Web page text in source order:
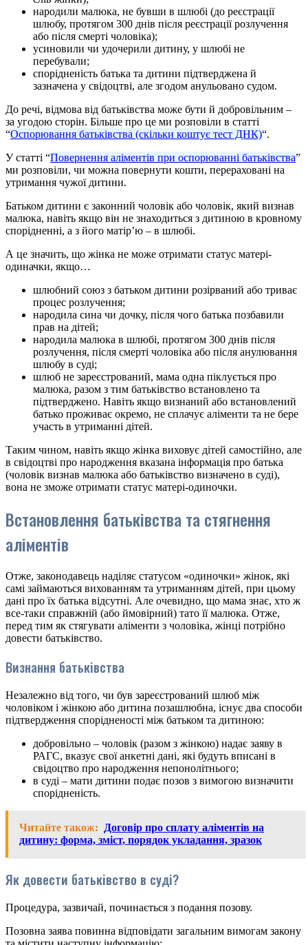
народили малюка, не бувши в шлюбі (до реєстрації
шлюбу, протягом 300 днів після реєстрації розлучення
або після смерті чоловіка);
усиновили чи удочерили дитину, у шлюбі не
перебували;
спорідненість батька та дитини підтверджена й
зазначена у свідоцтві, але згодом анульовано судом.
До речі, відмова від батьківства може бути й добровільним –
за угодою сторін. Більше про це ми розповіли в статті
“Оспорювання батьківства (скільки коштує тест ДНК)“.
У статті “Повернення аліментів при оспорюванні батьківства”
ми розповіли, чи можна повернути кошти, перераховані на
утримання чужої дитини.
Батьком дитини є законний чоловік або чоловік, який визнав
малюка, навіть якщо він не знаходиться з дитиною в кровному
спорідненні, а з його матір’ю – в шлюбі.
А це значить, що жінка не може отримати статус матері-
одиначки, якщо…
шлюбний союз з батьком дитини розірваний або триває
процес розлучення;
народила сина чи дочку, після чого батька позбавили
прав на дітей;
народила малюка в шлюбі, протягом 300 днів після
розлучення, після смерті чоловіка або після анулювання
шлюбу в суді;
шлюб не зареєстрований, мама одна піклується про
малюка, разом з тим батьківство встановлено та
підтверджено. Навіть якщо визнаний або встановлений
батько проживає окремо, не сплачує аліменти та не бере
участь в утриманні дітей.
Таким чином, навіть якщо жінка виховує дітей самостійно, але
в свідоцтві про народження вказана інформація про батька
(чоловік визнав малюка або батьківство визначено в суді),
вона не зможе отримати статус матері-одиночки.
Встановлення батьківства та стягнення
аліментів
Отже, законодавець наділяє статусом «одиночки» жінок, які
самі займаються вихованням та утриманням дітей, при цьому
дані про їх батька відсутні. Але очевидно, що мама знає, хто ж
все-таки справжній (або ймовірний) тато її малюка. Отже,
перед тим як стягувати аліменти з чоловіка, жінці потрібно
довести батьківство.
Визнання батьківства
Незалежно від того, чи був зареєстрований шлюб між
чоловіком і жінкою або дитина позашлюбна, існує два способи
підтвердження спорідненості між батьком та дитиною:
добровільно – чоловік (разом з жінкою) надає заяву в
РАГС, вказує свої анкетні дані, які будуть вписані в
свідоцтво про народження непонолітнього;
в суді – мати дитини подає позов з вимогою визначити
спорідненість.
Читайте також:
Договір про сплату аліментів на
дитину: форма, зміст, порядок укладання, зразок
Як довести батьківство в суді?
Процедура, зазвичай, починається з подання позову.
Позовна заява повинна відповідати загальним вимогам закону